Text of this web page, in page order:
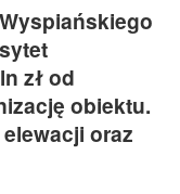
zł od
obiektu.
oraz